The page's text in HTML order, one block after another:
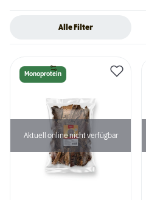
Alle Filter
Monoprotein
Aktuell online nicht verfügbar